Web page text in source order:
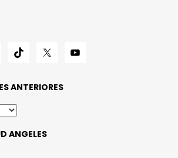
ANTERIORES
ANGELES